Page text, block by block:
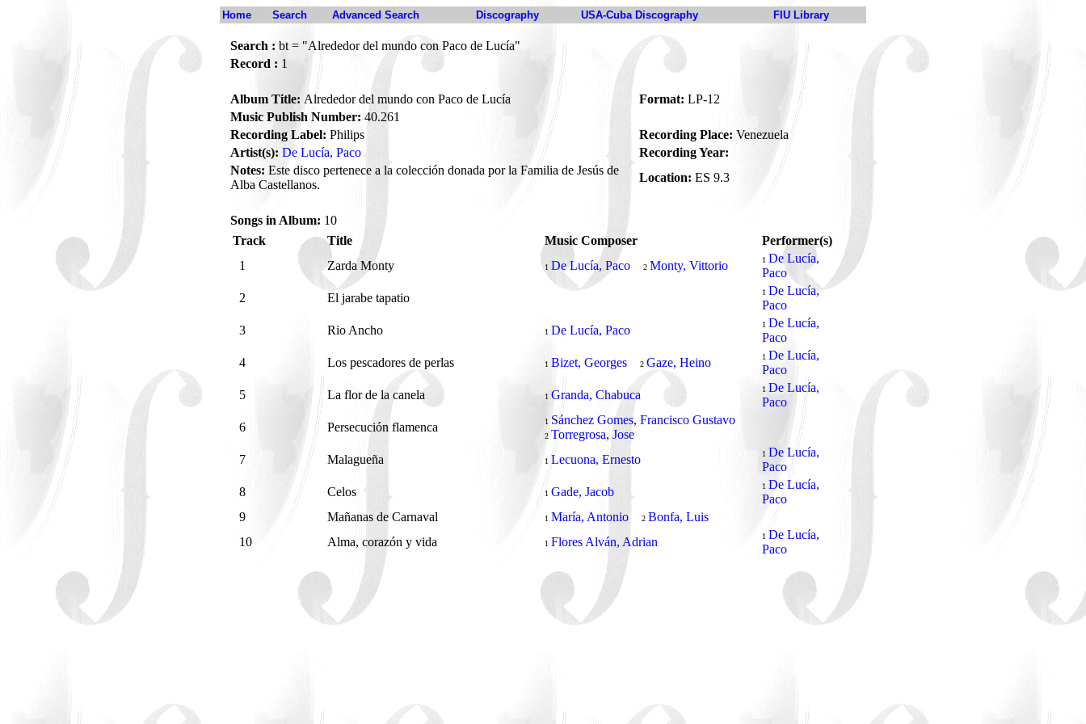
Home Search Advanced Search Discography USA-Cuba Discography FIU Library
Search : bt = "Alrededor del mundo con Paco de Lucía"
Record : 1
Album Title: Alrededor del mundo con Paco de Lucía Format: LP-12
Music Publish Number: 40.261
Recording Label: Philips Recording Place: Venezuela
Artist(s): De Lucía, Paco
Recording Year:
Notes: Este disco pertenece a la colección donada por la Familia de Jesús de
Alba Castellanos.
Location: ES 9.3
Songs in Album: 10
Track
Title Music Composer
Performer(s)
1
Zarda Monty 1 De Lucía, Paco 2 Monty, Vittorio 1 De Lucía,
Paco
2
El jarabe tapatio 1 De Lucía,
Paco
3
Rio Ancho 1 De Lucía, Paco 1 De Lucía,
Paco
4
Los pescadores de perlas 1 Bizet, Georges 2 Gaze, Heino 1 De Lucía,
Paco
5
La flor de la canela 1 Granda, Chabuca 1 De Lucía,
Paco
6
Persecución flamenca 1 Sánchez Gomes, Francisco Gustavo
2 Torregrosa, Jose
7
Malagueña 1 Lecuona, Ernesto 1 De Lucía,
Paco
8
Celos 1 Gade, Jacob 1 De Lucía,
Paco
9
Mañanas de Carnaval 1 María, Antonio 2 Bonfa, Luis
10
Alma, corazón y vida 1 Flores Alván, Adrian 1 De Lucía,
Paco